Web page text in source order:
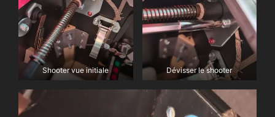
Shooter vue initiale Dévisser le shooter